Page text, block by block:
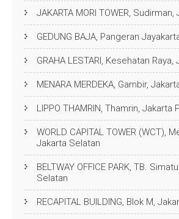
JAKARTA MORI TOWER,
GEDUNG BAJA, Pangeran
GRAHA LESTARI, Kesehatan
MENARA MERDEKA, Gambir,
LIPPO THAMRIN, Thamrin, Jakarta
WORLD CAPITAL TOWER (WCT),
Jakarta Selatan
BELTWAY OFFICE PARK, TB.
Selatan
RECAPITAL BUILDING, Blok M,